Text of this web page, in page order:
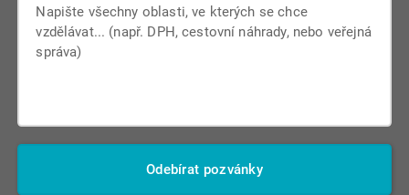
Odebírat pozvánky